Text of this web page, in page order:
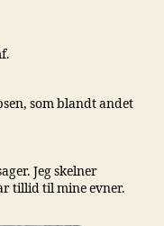
som blandt andet
Jeg skelner
tillid til mine evner.